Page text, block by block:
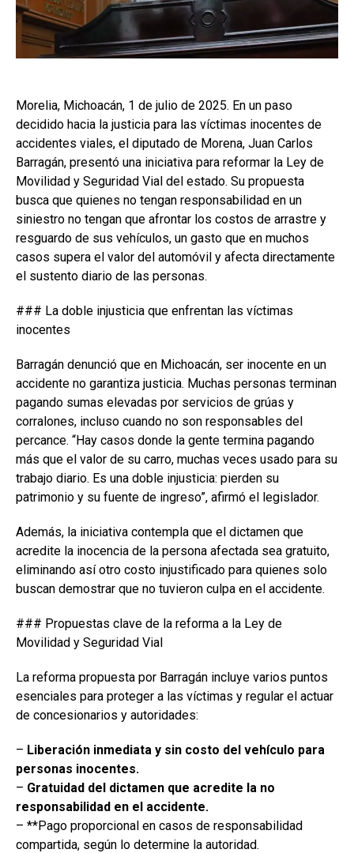
Morelia, Michoacán, 1 de julio de 2025. En un paso
decidido hacia la justicia para las víctimas inocentes de
accidentes viales, el diputado de Morena, Juan Carlos
Barragán, presentó una iniciativa para reformar la Ley de
Movilidad y Seguridad Vial del estado. Su propuesta
busca que quienes no tengan responsabilidad en un
siniestro no tengan que afrontar los costos de arrastre y
resguardo de sus vehículos, un gasto que en muchos
casos supera el valor del automóvil y afecta directamente
el sustento diario de las personas.
### La doble injusticia que enfrentan las víctimas
inocentes
Barragán denunció que en Michoacán, ser inocente en un
accidente no garantiza justicia. Muchas personas terminan
pagando sumas elevadas por servicios de grúas y
corralones, incluso cuando no son responsables del
percance. “Hay casos donde la gente termina pagando
más que el valor de su carro, muchas veces usado para su
trabajo diario. Es una doble injusticia: pierden su
patrimonio y su fuente de ingreso”, afirmó el legislador.
Además, la iniciativa contempla que el dictamen que
acredite la inocencia de la persona afectada sea gratuito,
eliminando así otro costo injustificado para quienes solo
buscan demostrar que no tuvieron culpa en el accidente.
### Propuestas clave de la reforma a la Ley de
Movilidad y Seguridad Vial
La reforma propuesta por Barragán incluye varios puntos
esenciales para proteger a las víctimas y regular el actuar
de concesionarios y autoridades:
– Liberación inmediata y sin costo del vehículo para
personas inocentes.
– Gratuidad del dictamen que acredite la no
responsabilidad en el accidente.
– **Pago proporcional en casos de responsabilidad
compartida, según lo determine la autoridad.